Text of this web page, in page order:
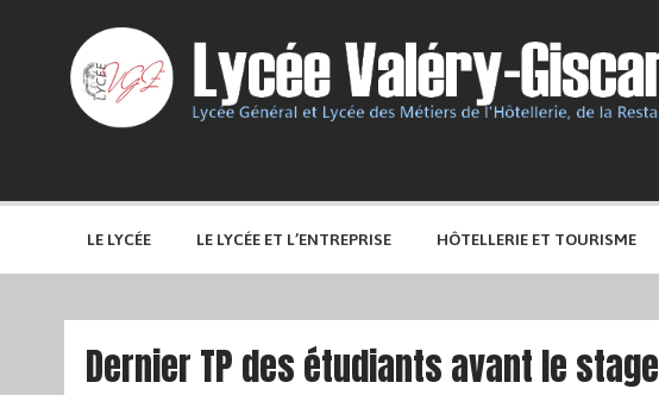
LE LYCÉE LE LYCÉE ET L’ENTREPRISE HÔTELLERIE ET TOURISME
Dernier TP des étudiants avant le stage